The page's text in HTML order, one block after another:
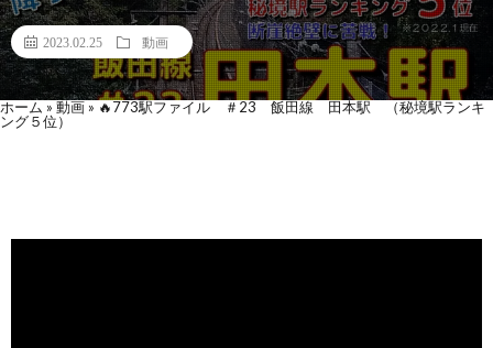
2023.02.25 動画
ホーム » 動画 » 🔥773駅ファイル ＃23 飯田線 田本駅 （秘境駅ランキ
ング５位）